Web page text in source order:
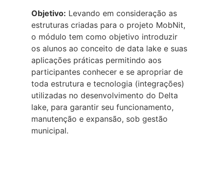
Objetivo: Levando em consideração as
estruturas criadas para o projeto MobNit,
o módulo tem como objetivo introduzir
os alunos ao conceito de data lake e suas
aplicações práticas permitindo aos
participantes conhecer e se apropriar de
toda estrutura e tecnologia (integrações)
utilizadas no desenvolvimento do Delta
lake, para garantir seu funcionamento,
manutenção e expansão, sob gestão
municipal.